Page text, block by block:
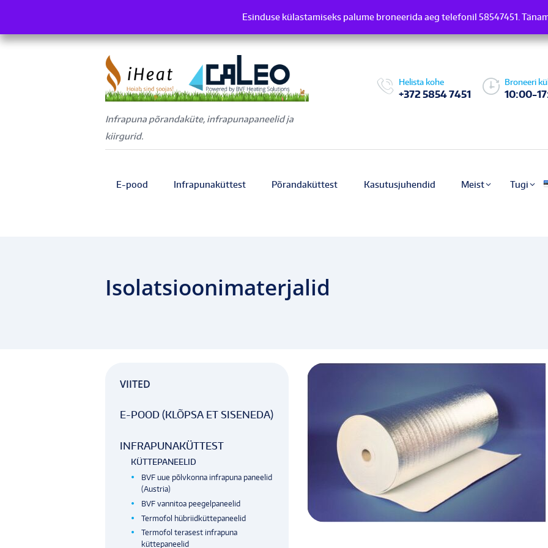
Infrapuna põrandaküte, infrapunapaneelid ja
kiirgurid.
Helista kohe
+372 5854 7451
Broneeri
10:00-
E-pood Infrapunaküttest Põrandaküttest Kasutusjuhendid Meist Tugi
Isolatsioonimaterjalid
VIITED
E-POOD (KLÕPSA ET SISENEDA)
INFRAPUNAKÜTTEST
KÜTTEPANEELID
BVF uue põlvkonna infrapuna paneelid
(Austria)
BVF vannitoa peegelpaneelid
Termofol hübriidküttepaneelid
Termofol terasest infrapuna
küttepaneelid
Esinduse külastamiseks palume broneerida aeg telefonil 58547451.
Esinduse külastamiseks palume broneerida aeg telefonil 58547451.